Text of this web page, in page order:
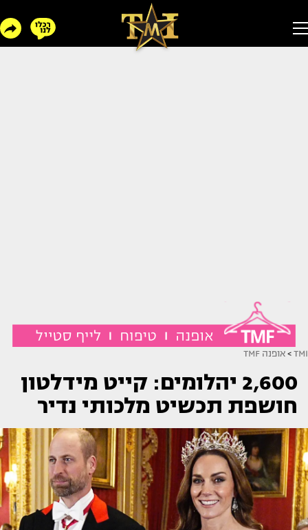
TMI
> אופנה TMF
2,600 יהלומים: קייט מידלטון
חושפת תכשיט מלכותי נדיר